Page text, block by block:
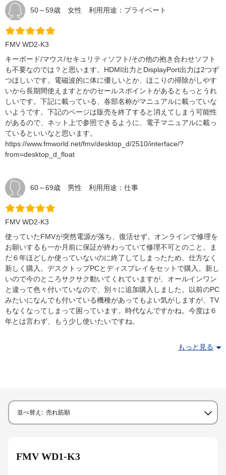
50～59歳 女性 利用用途：プライベート
FMV WD2-K3
キーボード/マウス/セキュリティソフト/その他の抱き合わせソフト
も不要なのでは？と思います。HDMI出力とDisplayPort出力は2つず
つほしいです。電磁波的に体に優しいとか、ほこりの掃除がしやす
いから長期間使えますとかのセールスポイントがあるともっとうれ
しいです。下記に載っている、各部名称がマニュアルに載っていな
いようです。下記のページは販売を終了すると消えてしまう可能性
があるので、ネット上で参照できるように、電子マニュアルに載っ
ているといいなと思います。
https://www.fmworld.net/fmv/desktop_d/2510/interface/?
from=desktop_d_float
60～69歳 男性 利用用途：仕事
FMV WD2-K3
使っていたFMVが突然電源が落ち、復活せず。オンラインで修理を
お願いするも一か月前に保証が終わっていて修理不可とのこと。ま
だ６年ほどしか使っていないのに終了してしまったため、仕方なく
新しく購入。デスクトップPCとディスプレイをセットで購入。新し
いので今のところサクサク動いてくれていますが、オールインワン
と違って色々付いていなので、別々に追加購入しました。以前のPC
みたいになんでも付いている機種があってもよい気がしますが、TV
もなくなってしまって困っています。時代なんですかね。今度は６
年とは言わず、もう少し使いたいですね。
もっと見る
並べ替え: 売れ筋順
FMV WD1-K3